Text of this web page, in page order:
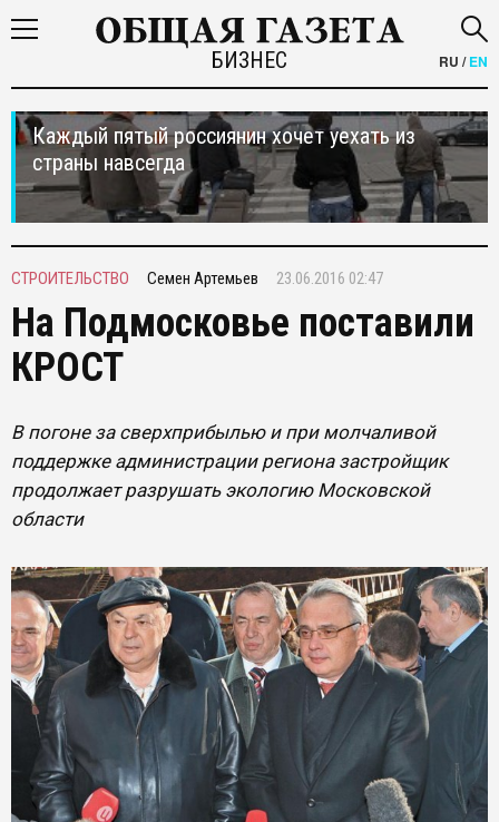
БИЗНЕС RU /EN
Каждый пятый россиянин хочет уехать из
страны навсегда
СТРОИТЕЛЬСТВО Семен Артемьев 23.06.2016 02:47
На Подмосковье поставили
КРОСТ
В погоне за сверхприбылью и при молчаливой
поддержке администрации региона застройщик
продолжает разрушать экологию Московской
области